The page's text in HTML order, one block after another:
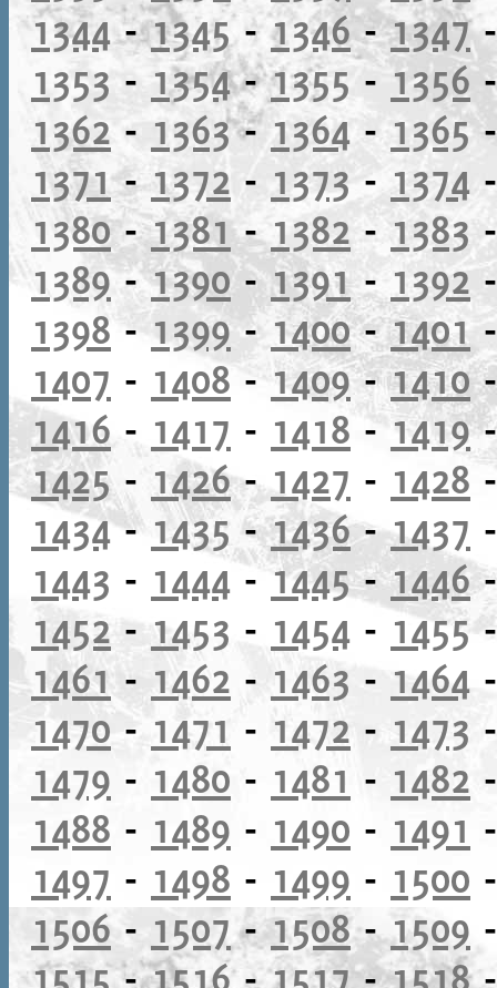
1344-1345-1346-1347
1353 - 1354-1355 -1356
1362 - 1363-1364- 1365
1371-1372 - 1373- 1374
1380-1381-1382-1383
1389-1390-1391- 1392
1398-1399- 1400-1401
1407 - 1408-1409-1410
1416 - 1417 - 1418 - 1419
1425- 1426-1427 - 1428
1434- 1435 -1436-1437
1443 - 1444-1445-1446
1452- 1453 - 1454 - 1455
1461- 1462 - 1463 - 1464
1470- 1471 - 1472 - 1473
1479 - 1480 - 1481 - 1482
1488 - 1489 - 1490 - 1491
1497 - 1498 - 1499 - 1500
1506 - 1507 -1508-1509
1515-1516-1517-1518